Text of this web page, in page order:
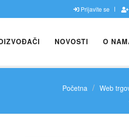
Prijavite se
NOVOSTI O
Početna Web